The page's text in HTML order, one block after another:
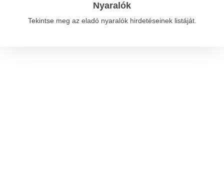
Nyaralók
Tekintse meg az eladó nyaralók hirdetéseinek listáját.